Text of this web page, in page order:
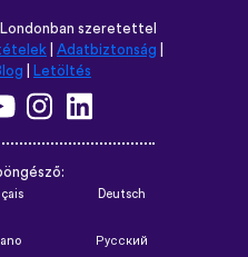
szeretettel
Adatbiztonság
Letöltés
Deutsch
Русский